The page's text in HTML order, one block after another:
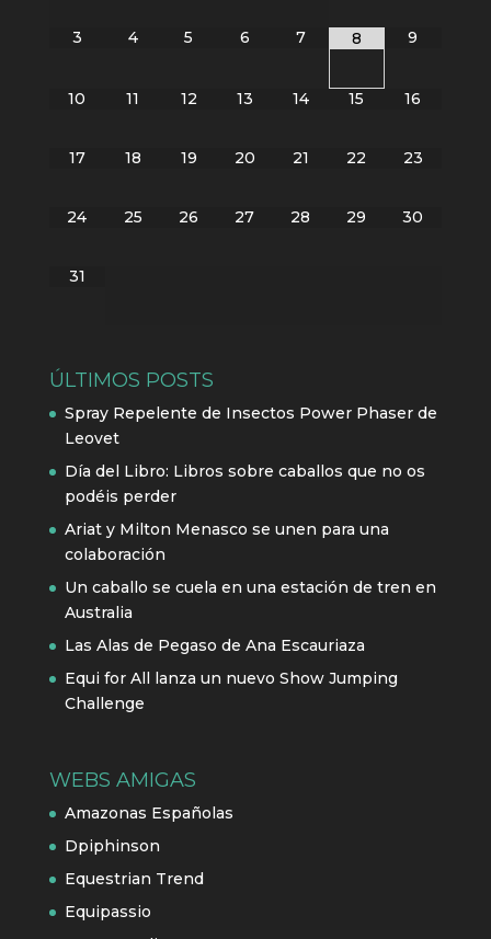
3 4 5 6 7 8 9
10 11 12 13 14 15 16
17 18 19 20 21 22 23
24 25 26 27 28 29 30
31
ÚLTIMOS POSTS
Spray Repelente de Insectos Power Phaser de
Leovet
Día del Libro: Libros sobre caballos que no os
podéis perder
Ariat y Milton Menasco se unen para una
colaboración
Un caballo se cuela en una estación de tren en
Australia
Las Alas de Pegaso de Ana Escauriaza
Equi for All lanza un nuevo Show Jumping
Challenge
WEBS AMIGAS
Amazonas Españolas
Dpiphinson
Equestrian Trend
Equipassio